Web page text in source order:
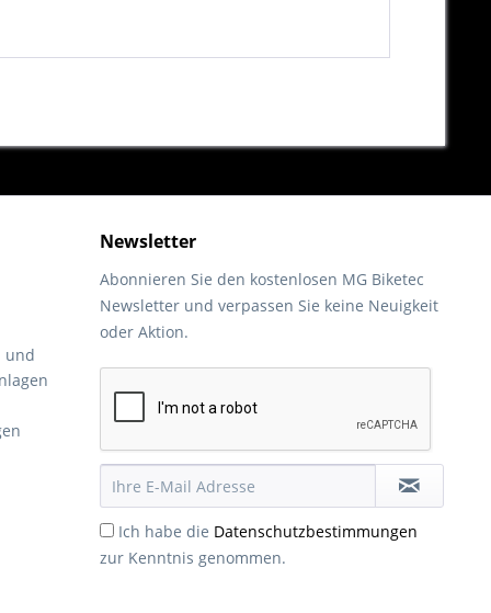
und
Newsletter
Abonnieren Sie den kostenlosen MG Biketec
Newsletter und verpassen Sie keine Neuigkeit
oder Aktion.
Ich habe die Datenschutzbestimmungen
zur Kenntnis genommen.